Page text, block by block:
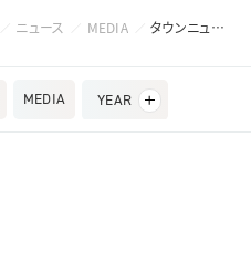
ニュース MEDIA タウンニュースに「おいくら」と八王子市の不要品リユース事業が紹介されました
MEDIA YEAR